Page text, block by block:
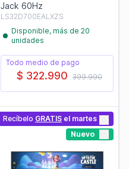
Jack 60Hz
LS32D700EALXZS
Disponible, más de 20
unidades
Todo medio de pago
$ 322.990 399.990
Recíbelo GRATIS el martes
Nuevo